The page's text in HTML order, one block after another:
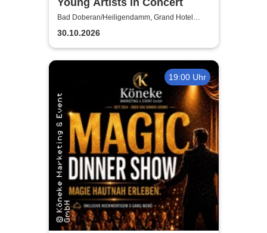
Bad Doberan/Heiligendamm, Grand Hotel
Heiligendamm
30.10.2026
19:00 Uhr